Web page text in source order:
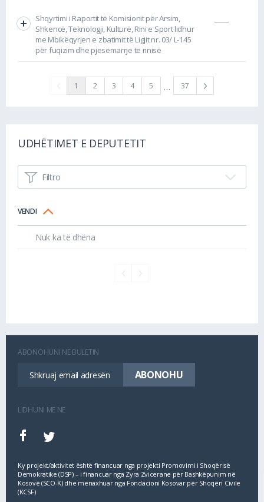
Shqyrtimi i Raportit të Komisionit për Arsim,
Shkencë, Teknologji, Kulturë, Rini e Sport lidhur
me Mbikëqyrjen e zbatimit të Ligjit nr. 03/ L-145
për fuqizim dhe pjesëmarrje të rinisë
1 2 3 4 5 … 37
UDHËTIMET E DEPUTETIT
Filtro
VENDI
Nuk ka të dhëna
ABONOHUNI NË BULETIN
LIDHUNI ME NE
Ky projekt/aktivitet është financuar nga projekti Promovimi i Shoqërisë
Demokratike (DSP) – i financuar nga Zyra Zvicerane për Bashkëpunim në
Kosovë (SCO‐K) dhe menaxhuar nga Fondacioni Kosovar për Shoqëri Civile
(KCSF)